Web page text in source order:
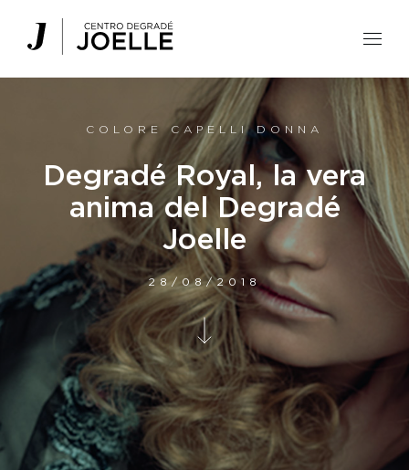
Centro Degradé Joelle Parrucchieri
COLORE CAPELLI DONNA
Degradé Royal, la vera
anima del Degradé
Joelle
28/08/2018